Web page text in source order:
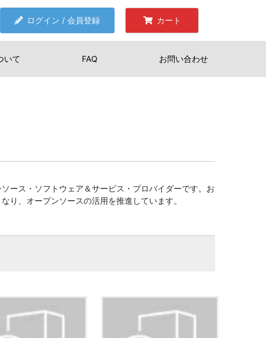
ログイン / 会員登録 カート
いて FAQ お問い合わせ
ース・ソフトウェア＆サービス・プロバイダーです。お
り、オープンソースの活用を推進しています。